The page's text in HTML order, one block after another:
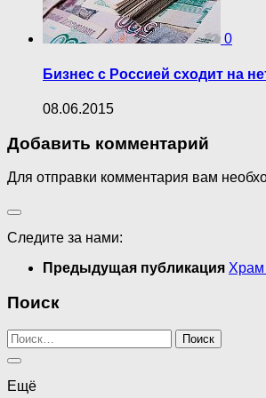
0
Бизнес с Россией сходит на
08.06.2015
Добавить комментарий
Для отправки комментария вам
Следите за нами:
Предыдущая публикация Храм
Поиск
Найти:
Ещё